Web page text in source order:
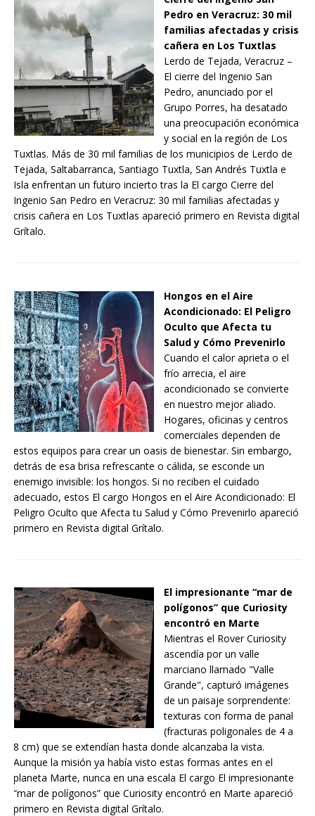
Pedro en Veracruz: 30 mil
familias afectadas y crisis
cañera en Los Tuxtlas
Lerdo de Tejada, Veracruz –
El cierre del Ingenio San
Pedro, anunciado por el
Grupo Porres, ha desatado
una preocupación económica
y social en la región de Los
Tuxtlas. Más de 30 mil familias de los municipios de Lerdo de
Tejada, Saltabarranca, Santiago Tuxtla, San Andrés Tuxtla e
Isla enfrentan un futuro incierto tras la El cargo Cierre del
Ingenio San Pedro en Veracruz: 30 mil familias afectadas y
crisis cañera en Los Tuxtlas apareció primero en Revista digital
Grítalo.
Hongos en el Aire
Acondicionado: El Peligro
Oculto que Afecta tu
Salud y Cómo Prevenirlo
Cuando el calor aprieta o el
frío arrecia, el aire
acondicionado se convierte
en nuestro mejor aliado.
Hogares, oficinas y centros
comerciales dependen de
estos equipos para crear un oasis de bienestar. Sin embargo,
detrás de esa brisa refrescante o cálida, se esconde un
enemigo invisible: los hongos. Si no reciben el cuidado
adecuado, estos El cargo Hongos en el Aire Acondicionado: El
Peligro Oculto que Afecta tu Salud y Cómo Prevenirlo apareció
primero en Revista digital Grítalo.
El impresionante “mar de
polígonos” que Curiosity
encontró en Marte
Mientras el Rover Curiosity
ascendía por un valle
marciano llamado "Valle
Grande", capturó imágenes
de un paisaje sorprendente:
texturas con forma de panal
(fracturas poligonales de 4 a
8 cm) que se extendían hasta donde alcanzaba la vista.
Aunque la misión ya había visto estas formas antes en el
planeta Marte, nunca en una escala El cargo El impresionante
“mar de polígonos” que Curiosity encontró en Marte apareció
primero en Revista digital Grítalo.